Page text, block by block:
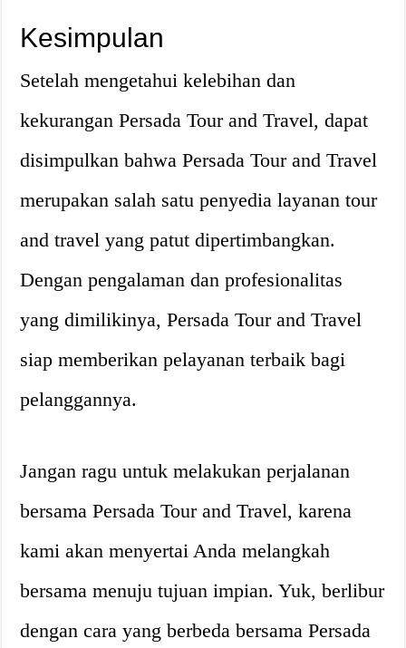
Kesimpulan
Setelah mengetahui kelebihan dan
kekurangan Persada Tour and Travel, dapat
disimpulkan bahwa Persada Tour and Travel
merupakan salah satu penyedia layanan tour
and travel yang patut dipertimbangkan.
Dengan pengalaman dan profesionalitas
yang dimilikinya, Persada Tour and Travel
siap memberikan pelayanan terbaik bagi
pelanggannya.
Jangan ragu untuk melakukan perjalanan
bersama Persada Tour and Travel, karena
kami akan menyertai Anda melangkah
bersama menuju tujuan impian. Yuk, berlibur
dengan cara yang berbeda bersama Persada